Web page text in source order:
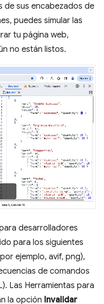
de sus encabezados de
puedes simular las
tu página web,
no están listos.
desarrolladores
para los siguientes
ejemplo, avif, png),
de comandos
Las Herramientas para
la opción Invalidar